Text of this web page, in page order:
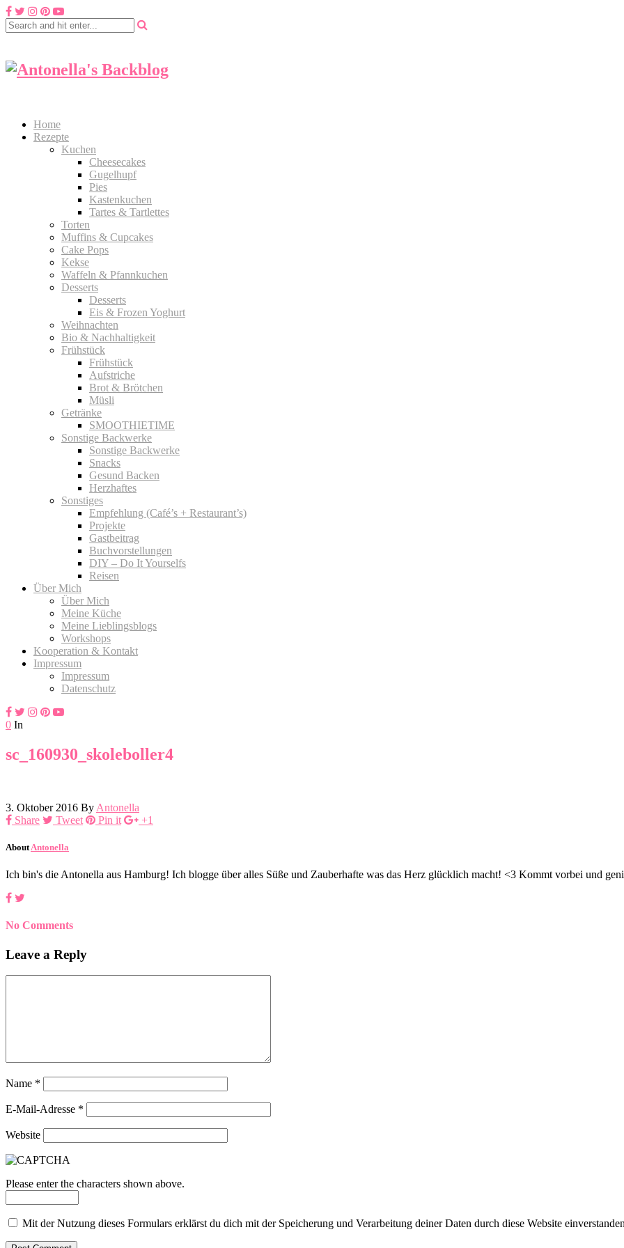
Home
Rezepte
Kuchen
Cheesecakes
Gugelhupf
Pies
Kastenkuchen
Tartes & Tartlettes
Torten
Muffins & Cupcakes
Cake Pops
Kekse
Waffeln & Pfannkuchen
Desserts
Desserts
Eis & Frozen Yoghurt
Weihnachten
Bio & Nachhaltigkeit
Frühstück
Frühstück
Aufstriche
Brot & Brötchen
Müsli
Getränke
SMOOTHIETIME
Sonstige Backwerke
Sonstige Backwerke
Snacks
Gesund Backen
Herzhaftes
Sonstiges
Empfehlung (Café’s + Restaurant’s)
Projekte
Gastbeitrag
Buchvorstellungen
DIY – Do It Yourselfs
Reisen
Über Mich
Über Mich
Meine Küche
Meine Lieblingsblogs
Workshops
Kooperation & Kontakt
Impressum
Impressum
Datenschutz
0 In
sc_160930_skoleboller4
3. Oktober 2016 By Antonella
Share
Tweet Pin it +1
About Antonella
Ich bin's die Antonella aus Hamburg! Ich blogge über alles Süße und Zauberhafte was das Herz glücklich macht! <3 Kommt vorbei und
No Comments
Leave a Reply
Name *
E-Mail-Adresse *
Website
Please enter the characters shown above.
Mit der Nutzung dieses Formulars erklärst du dich mit der Speicherung und Verarbeitung deiner Daten durch diese Website